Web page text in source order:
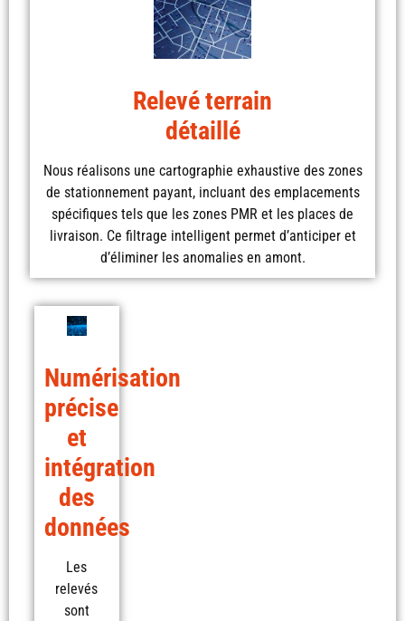
Relevé terrain
détaillé
Nous réalisons une cartographie exhaustive des zones
de stationnement payant, incluant des emplacements
spécifiques tels que les zones PMR et les places de
livraison. Ce filtrage intelligent permet d’anticiper et
d’éliminer les anomalies en amont.
Numérisation
précise
et
intégration
des
données
Les
relevés
sont